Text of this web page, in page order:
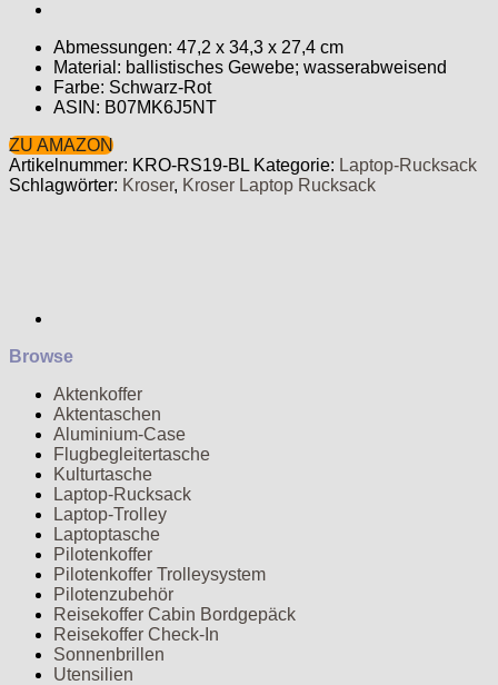
Abmessungen: 47,2 x 34,3 x 27,4 cm
Material: ballistisches Gewebe; wasserabweisend
Farbe: Schwarz-Rot
ASIN: B07MK6J5NT
ZU AMAZON
Artikelnummer: KRO-RS19-BL Kategorie: Laptop-Rucksack
Schlagwörter: Kroser, Kroser Laptop Rucksack
Browse
Aktenkoffer
Aktentaschen
Aluminium-Case
Flugbegleitertasche
Kulturtasche
Laptop-Rucksack
Laptop-Trolley
Laptoptasche
Pilotenkoffer
Pilotenkoffer Trolleysystem
Pilotenzubehör
Reisekoffer Cabin Bordgepäck
Reisekoffer Check-In
Sonnenbrillen
Utensilien